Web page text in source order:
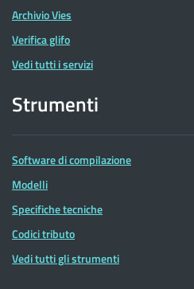
Archivio Vies
Verifica glifo
Vedi tutti i servizi
Strumenti
Software di compilazione
Modelli
Specifiche tecniche
Codici tributo
Vedi tutti gli strumenti